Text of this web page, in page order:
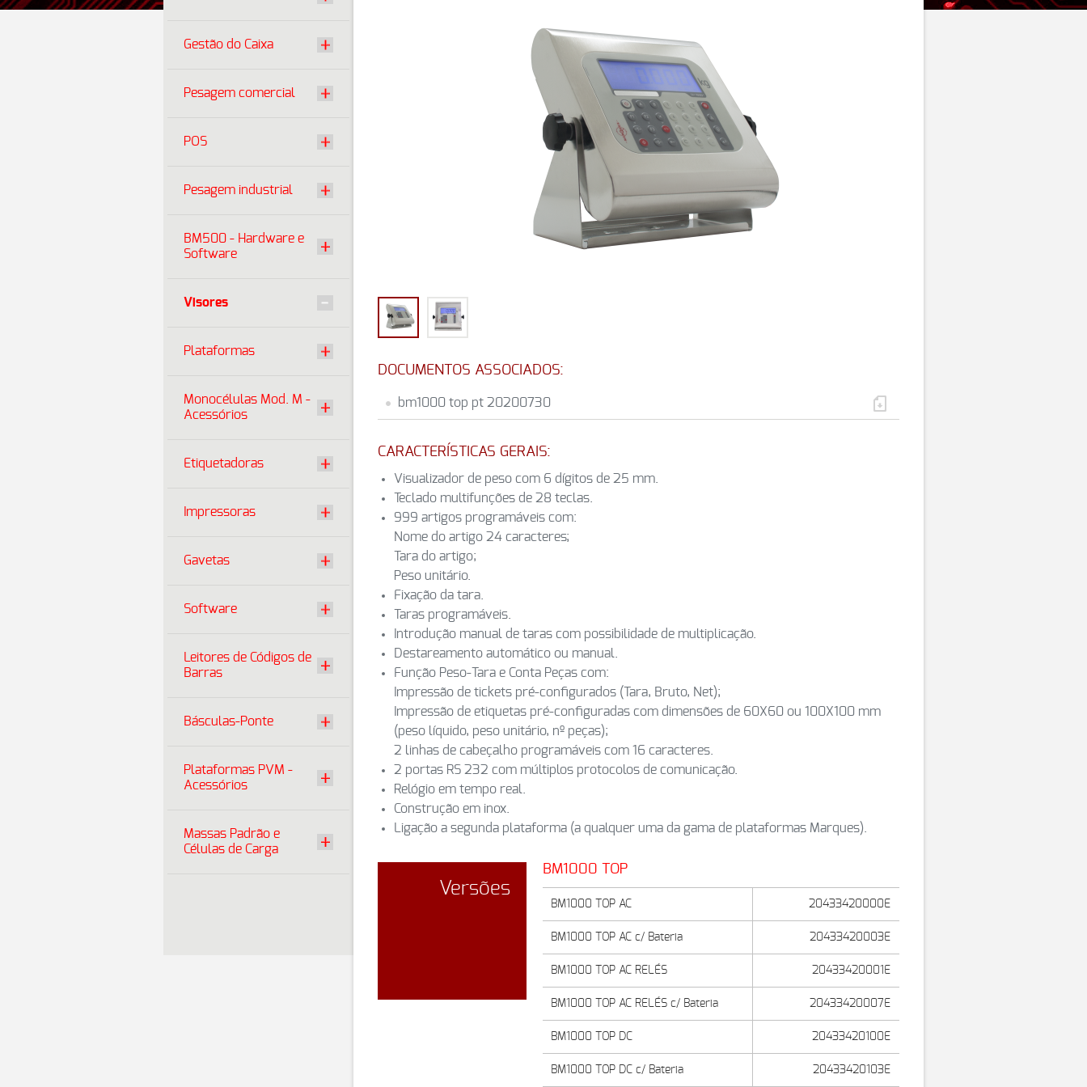
Gestão do Caixa
Pesagem comercial
POS
Pesagem industrial
BM500 - Hardware e
Software
Visores
Plataformas
Monocélulas Mod. M -
Acessórios
Etiquetadoras
Impressoras
Gavetas
Software
Leitores de Códigos de
Barras
Básculas-Ponte
Plataformas PVM -
Acessórios
Massas Padrão e
Células de Carga
DOCUMENTOS ASSOCIADOS:
bm1000 top pt 20200730
CARACTERÍSTICAS GERAIS:
Visualizador de peso com 6 dígitos de 25 mm.
Teclado multifunções de 28 teclas.
999 artigos programáveis com:
Nome do artigo 24 caracteres;
Tara do artigo;
Peso unitário.
Fixação da tara.
Taras programáveis.
Introdução manual de taras com possibilidade de multiplicação.
Destareamento automático ou manual.
Função Peso-Tara e Conta Peças com:
Impressão de tickets pré-configurados (Tara, Bruto, Net);
Impressão de etiquetas pré-configuradas com dimensões de 60X60 ou 100X100 mm
(peso líquido, peso unitário, nº peças);
2 linhas de cabeçalho programáveis com 16 caracteres.
2 portas RS 232 com múltiplos protocolos de comunicação.
Relógio em tempo real.
Construção em inox.
Ligação a segunda plataforma (a qualquer uma da gama de plataformas Marques).
Versões
BM1000 TOP
BM1000 TOP AC 20433420000E
BM1000 TOP AC c/ Bateria 20433420003E
BM1000 TOP AC RELÉS 20433420001E
BM1000 TOP AC RELÉS c/ Bateria 20433420007E
BM1000 TOP DC 20433420100E
BM1000 TOP DC c/ Bateria 20433420103E